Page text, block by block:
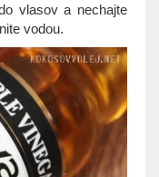
vlasov a nechajte
vodou.